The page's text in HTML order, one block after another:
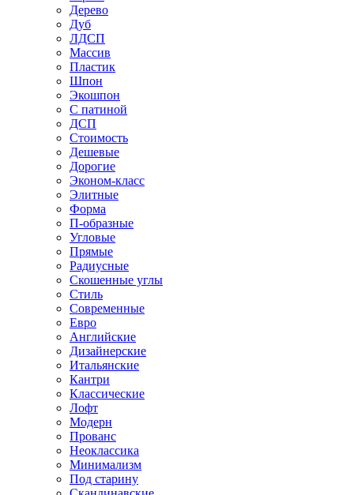
Дерево
Дуб
ЛДСП
Массив
Пластик
Шпон
Экошпон
С патиной
ДСП
Стоимость
Дешевые
Дорогие
Эконом-класс
Элитные
Форма
П-образные
Угловые
Прямые
Радиусные
Скошенные углы
Стиль
Современные
Евро
Английские
Дизайнерские
Итальянские
Кантри
Классические
Лофт
Модерн
Прованс
Неоклассика
Минимализм
Под старину